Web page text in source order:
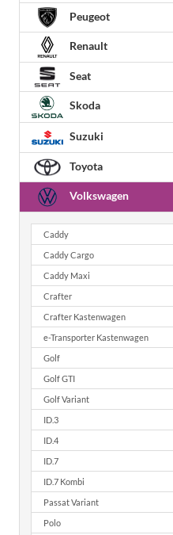
Peugeot
Renault
Seat
Skoda
Suzuki
Toyota
Volkswagen
Caddy
Caddy Cargo
Caddy Maxi
Crafter
Crafter Kastenwagen
e-Transporter Kastenwagen
Golf
Golf GTI
Golf Variant
ID.3
ID.4
ID.7
ID.7 Kombi
Passat Variant
Polo